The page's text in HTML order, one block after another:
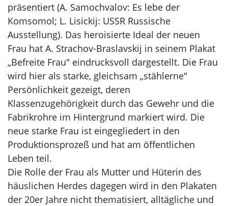
präsentiert (A. Samochvalov: Es lebe der
Komsomol; L. Lisickij: USSR Russische
Ausstellung). Das heroisierte Ideal der neuen
Frau hat A. Strachov-Braslavskij in seinem Plakat
„Befreite Frau" eindrucksvoll dargestellt. Die Frau
wird hier als starke, gleichsam „stählerne"
Persönlichkeit gezeigt, deren
Klassenzugehörigkeit durch das Gewehr und die
Fabrikrohre im Hintergrund markiert wird. Die
neue starke Frau ist eingegliedert in den
Produktionsprozeß und hat am öffentlichen
Leben teil.
Die Rolle der Frau als Mutter und Hüterin des
häuslichen Herdes dagegen wird in den Plakaten
der 20er Jahre nicht thematisiert, alltägliche und